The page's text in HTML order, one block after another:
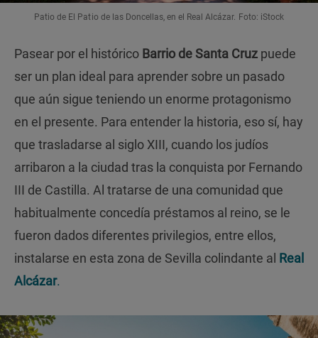
Patio de El Patio de las Doncellas, en el Real Alcázar. Foto: iStock
Pasear por el histórico Barrio de Santa Cruz puede
ser un plan ideal para aprender sobre un pasado
que aún sigue teniendo un enorme protagonismo
en el presente. Para entender la historia, eso sí, hay
que trasladarse al siglo XIII, cuando los judíos
arribaron a la ciudad tras la conquista por Fernando
III de Castilla. Al tratarse de una comunidad que
habitualmente concedía préstamos al reino, se le
fueron dados diferentes privilegios, entre ellos,
instalarse en esta zona de Sevilla colindante al Real
Alcázar.